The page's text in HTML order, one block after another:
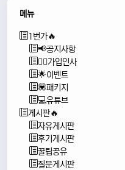
메뉴
1번가🔥
📢공지사항
🙇‍♂️가입인사
🌟이벤트
💟패키지
💻유튜브
게시판🔥
자유게시판
후기게시판
꿀팁공유
질문게시판